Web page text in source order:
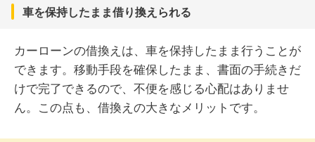
車を保持したまま借り換えられる
カーローンの借換えは、車を保持したまま行うことが
できます。移動手段を確保したまま、書面の手続きだ
けで完了できるので、不便を感じる心配はありませ
ん。この点も、借換えの大きなメリットです。